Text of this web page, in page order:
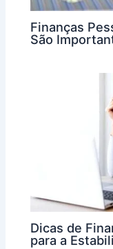
Finanças
São
Dicas de
para a